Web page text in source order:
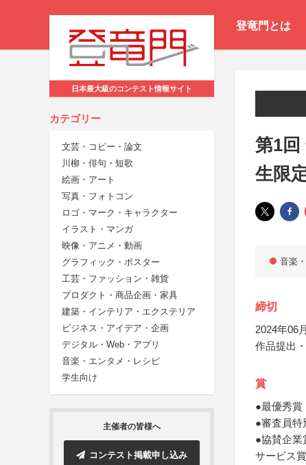
登竜門とは
日本最大級のコンテスト情報サイト
カテゴリー
文芸・コピー・論文
川柳・俳句・短歌
絵画・アート
写真・フォトコン
ロゴ・マーク・キャラクター
イラスト・マンガ
映像・アニメ・動画
グラフィック・ポスター
工芸・ファッション・雑貨
プロダクト・商品企画・家具
建築・インテリア・エクステリア
ビジネス・アイデア・企画
デジタル・Web・アプリ
音楽・エンタメ・レシピ
学生向け
主催者の皆様へ
コンテスト掲載申し込み
第1回
生限定
音楽
締切
2024年06
作品提出
賞
●最優秀
●審査員
●協賛企
サービス賞